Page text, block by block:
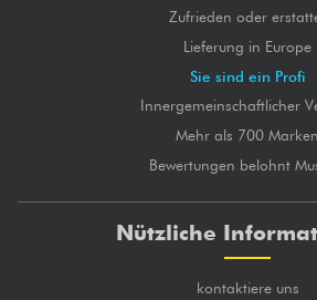
Zufrieden oder
Lieferung in Europe
Sie sind ein Profi
Innergemeinschaftlicher
Mehr als 700 Marken
Bewertungen belohnt
Nützliche
kontaktiere uns